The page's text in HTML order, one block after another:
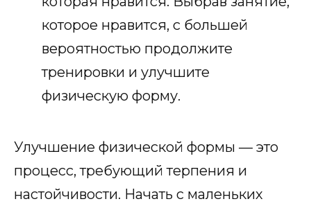
которое нравится, с большей
вероятностью продолжите
тренировки и улучшите
физическую форму.
Улучшение физической формы — это
процесс, требующий терпения и
настойчивости. Начать с маленьких